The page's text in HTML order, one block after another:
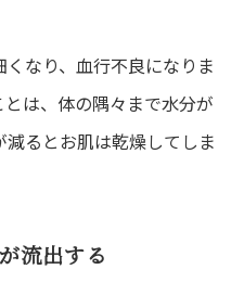
なり、血行不良になりま
は、体の隅々まで水分が
るとお肌は乾燥してしま
流出する